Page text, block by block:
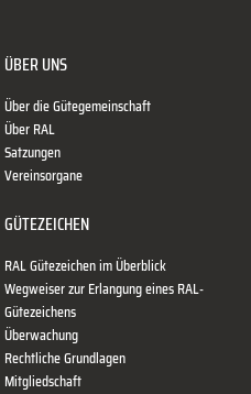
ÜBER UNS
Über die Gütegemeinschaft
Über RAL
Satzungen
Vereinsorgane
GÜTEZEICHEN
RAL Gütezeichen im Überblick
Wegweiser zur Erlangung eines RAL-
Gütezeichens
Überwachung
Rechtliche Grundlagen
Mitgliedschaft